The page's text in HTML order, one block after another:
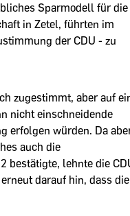
Sparmodell für die
in Zetel, führten im
der CDU - zu
zugestimmt, aber auf
nicht einschneidende
erfolgen würden. Da
auch die
bestätigte, lehnte die
darauf hin, dass die